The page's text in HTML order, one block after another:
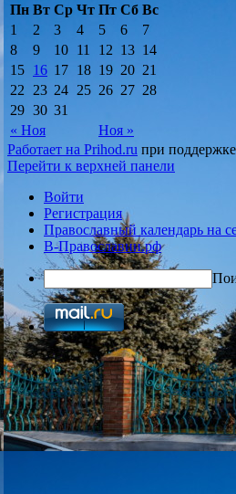
Пн Вт Ср Чт Пт Сб Вс
« Ноя Ноя »
1 2 3 4 5 6
7
8
9 10 11 12 13 14
15 16 17 18 19 20 21
22
23 24 25 26 27 28
29 30 31
Работает на Prihod.ru при поддержке
Перейти к верхней панели
Войти
Регистрация
Православный календарь на
В-Православии.рф